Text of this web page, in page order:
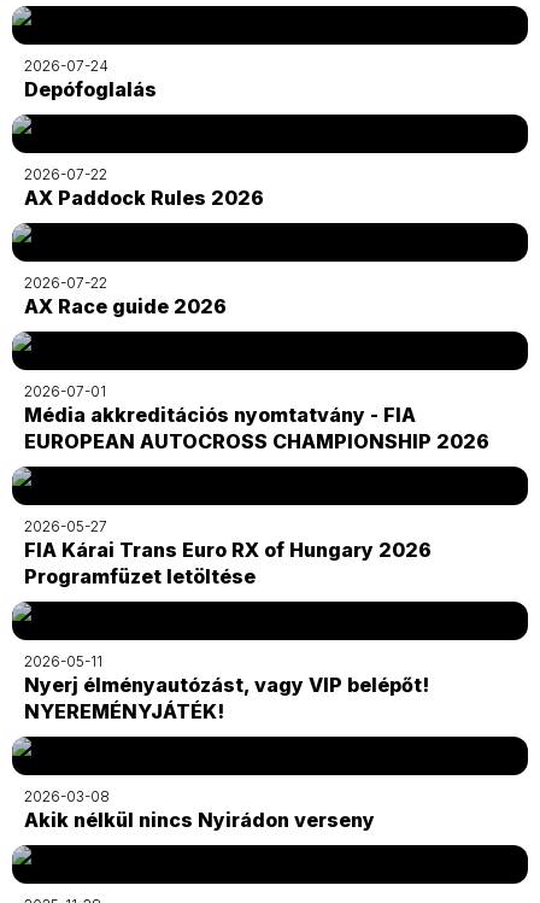
2026-07-24
Depófoglalás
2026-07-22
AX Paddock Rules 2026
2026-07-22
AX Race guide 2026
2026-07-01
Média akkreditációs nyomtatvány - FIA
EUROPEAN AUTOCROSS CHAMPIONSHIP 2026
2026-05-27
FIA Kárai Trans Euro RX of Hungary 2026
Programfüzet letöltése
2026-05-11
Nyerj élményautózást, vagy VIP belépőt!
NYEREMÉNYJÁTÉK!
2026-03-08
Akik nélkül nincs Nyirádon verseny